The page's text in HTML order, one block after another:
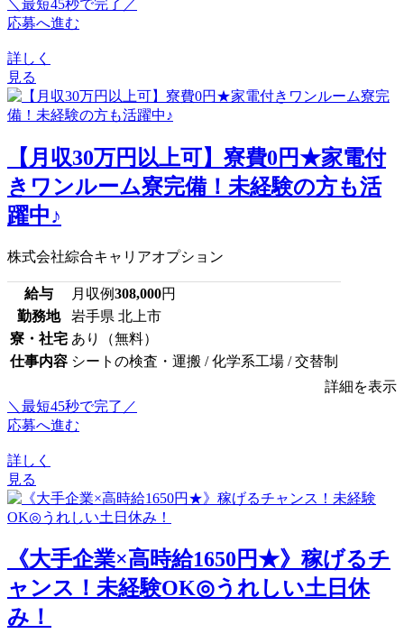
＼最短45秒で完了／
応募へ進む
詳しく
見る
【月収30万円以上可】寮費0円★家電付
きワンルーム寮完備！未経験の方も活
躍中♪
株式会社綜合キャリアオプション
給与 月収例308,000円
勤務地
岩手県 北上市
寮・社宅 あり（無料）
仕事内容 シートの検査・運搬 / 化学系工場 / 交替制
詳細を表示
＼最短45秒で完了／
応募へ進む
詳しく
見る
《大手企業×高時給1650円★》稼げるチ
ャンス！未経験OK◎うれしい土日休
み！